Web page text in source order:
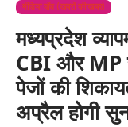
मीडिया वॉच (खबरों की खबर)
मध्यप्रदेश
CBI और MP
पेजों की
अप्रैल होगी